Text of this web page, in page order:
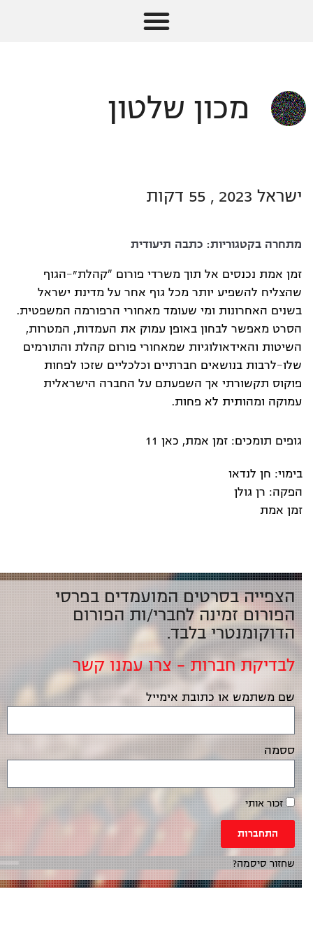
מכון שלטון
ישראל 2023 , 55 דקות
מתחרה בקטגוריות: כתבה תיעודית
זמן אמת נכנסים אל תוך משרדי פורום "קהלת״-הגוף
שהצליח להשפיע יותר מכל גוף אחר על מדינת ישראל
בשנים האחרונות ומי שעומד מאחורי הרפורמה המשפטית.
הסרט מאפשר לבחון באופן עמוק את העמדות, המטרות,
השיטות והאידאולוגיות שמאחורי פורום קהלת והתורמים
שלו-לרבות בנושאים חברתיים וכלכליים שזכו לפחות
פוקוס תקשורתי אך השפעתם על החברה הישראלית
עמוקה ומהותית לא פחות.
גופים תומכים: זמן אמת, כאן 11
בימוי: חן לנדאו
הפקה: רן גולן
זמן אמת
הצפייה בסרטים המועמדים בפרסי
הפורום זמינה לחברי/ות הפורום
הדוקומנטרי בלבד.
לבדיקת חברות – צרו עמנו קשר
שם משתמש או כתובת אימייל
ססמה
זכור אותי
התחברות
שחזור סיסמה?